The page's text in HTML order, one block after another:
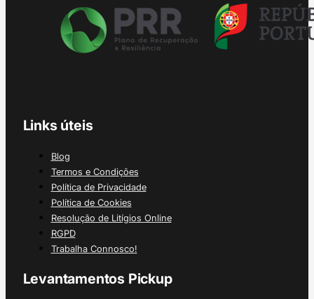
Links úteis
Blog
Termos e Condições
Política de Privacidade
Política de Cookies
Resolução de Litígios Online
RGPD
Trabalha Connosco!
Levantamentos Pickup